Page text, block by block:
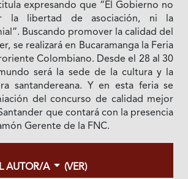
expresando que “El Gobierno no
la libertad de asociación, ni la
Buscando promover la calidad del
se realizará en Bucaramanga la Feria
Colombiano. Desde el 28 al 30
será la sede de la cultura y la
santandereana. Y en esta feria se
del concurso de calidad mejor
que contará con la presencia
Gerente de la FNC.
AUTOR/A (VER)